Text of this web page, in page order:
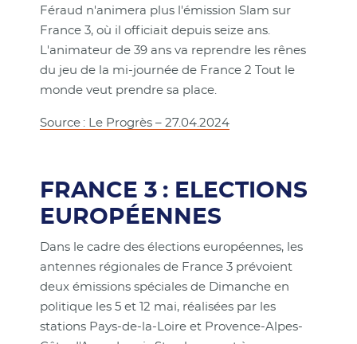
Féraud n'animera plus l'émission Slam sur
France 3, où il officiait depuis seize ans.
L'animateur de 39 ans va reprendre les rênes
du jeu de la mi-journée de France 2 Tout le
monde veut prendre sa place.
Source : Le Progrès – 27.04.2024
FRANCE 3 : ELECTIONS
EUROPÉENNES
Dans le cadre des élections européennes, les
antennes régionales de France 3 prévoient
deux émissions spéciales de Dimanche en
politique les 5 et 12 mai, réalisées par les
stations Pays-de-la-Loire et Provence-Alpes-